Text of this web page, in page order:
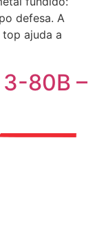
defesa. A
ajuda a
3-80B –